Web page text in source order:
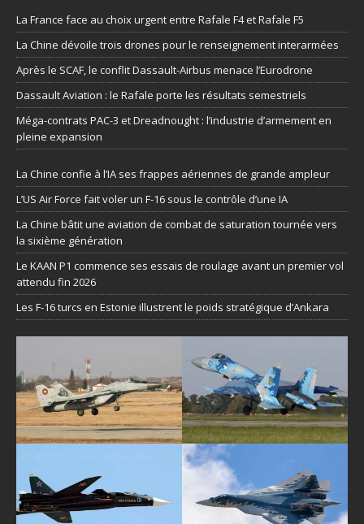
La France face au choix urgent entre Rafale F4 et Rafale F5
La Chine dévoile trois drones pour le renseignement interarmées
Après le SCAF, le conflit Dassault-Airbus menace l’Eurodrone
Dassault Aviation : le Rafale porte les résultats semestriels
Méga-contrats PAC-3 et Dreadnought : l’industrie d’armement en
pleine expansion
La Chine confie à l’IA ses frappes aériennes de grande ampleur
L’US Air Force fait voler un F-16 sous le contrôle d’une IA
La Chine bâtit une aviation de combat de saturation tournée vers
la sixième génération
Le KAAN P1 commence ses essais de roulage avant un premier vol
attendu fin 2026
Les F-16 turcs en Estonie illustrent le poids stratégique d’Ankara